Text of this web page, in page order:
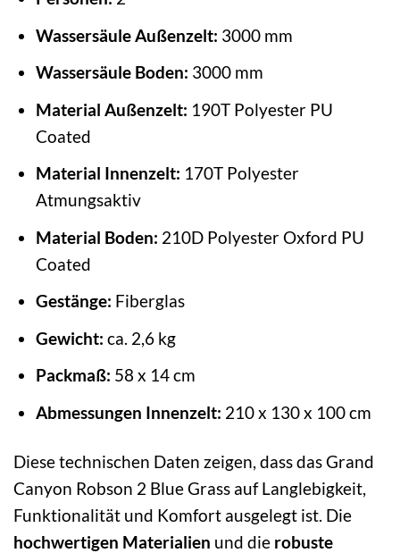
Wassersäule Außenzelt: 3000 mm
Wassersäule Boden: 3000 mm
Material Außenzelt: 190T Polyester PU
Coated
Material Innenzelt: 170T Polyester
Atmungsaktiv
Material Boden: 210D Polyester Oxford PU
Coated
Gestänge: Fiberglas
Gewicht: ca. 2,6 kg
Packmaß: 58 x 14 cm
Abmessungen Innenzelt: 210 x 130 x 100 cm
Diese technischen Daten zeigen, dass das Grand
Canyon Robson 2 Blue Grass auf Langlebigkeit,
Funktionalität und Komfort ausgelegt ist. Die
hochwertigen Materialien und die robuste